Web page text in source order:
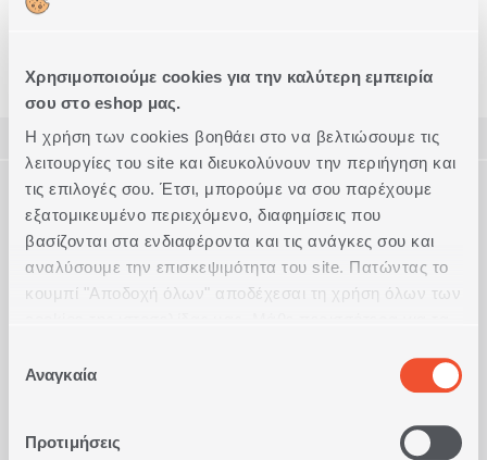
Χρησιμοποιούμε cookies για την καλύτερη εμπειρία
σου στο eshop μας.
Η χρήση των cookies βοηθάει στο να βελτιώσουμε τις
λειτουργίες του site και διευκολύνουν την περιήγηση και
τις επιλογές σου. Έτσι, μπορούμε να σου παρέχουμε
εξατομικευμένο περιεχόμενο, διαφημίσεις που
βασίζονται στα ενδιαφέροντα και τις ανάγκες σου και
αναλύσουμε την επισκεψιμότητα του site. Πατώντας το
κουμπί "Αποδοχή όλων" αποδέχεσαι τη χρήση όλων των
"Προσαρμογή".
συγκατάθεσης
Αναγκαία
Προτιμήσεις
ΠΕΡΙΓΡΑΦΗ
Τσαντάκι θαλάσσης εμπριμέ με φερμουάρ, κατασκευασμένο
από 100% βαμβάκι, διάστασης 33x23cm.
Συνδυάζεται με ιδίου σχεδίου πετσέτα και τσάντα θαλάσσης.
ΤΕΧΝΙΚΑ ΧΑΡΑΚΤΗΡΙΣΤΙΚΑ
Διάσταση Αξεσουάρ Παραλίας
Ακριβείς διαστάσεις
Συμπληρώστε το Look